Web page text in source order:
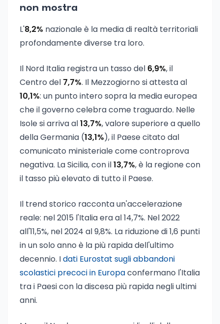
non mostra
L'8,2% nazionale è la media di realtà territoriali
profondamente diverse tra loro.
Il Nord Italia registra un tasso del 6,9%, il
Centro del 7,7%. Il Mezzogiorno si attesta al
10,1%: un punto intero sopra la media europea
che il governo celebra come traguardo. Nelle
Isole si arriva al13,7%, valore superiore a quello
della Germania (13,1%), il Paese citato dal
comunicato ministeriale come controprova
negativa. La Sicilia, con il13,7%, è la regione con
il tasso più elevato di tutto il Paese.
Il trend storico racconta un'accelerazione
reale: nel 2015 l'Italia era al 14,7%. Nel 2022
all'11,5%, nel 2024 al 9,8%. La riduzione di 1,6 punti
in un solo anno è la più rapida dell'ultimo
decennio. Idati Eurostat sugli abbandoni
scolastici precoci in Europaconfermano l'Italia
tra i Paesi con la discesa più rapida negli ultimi
anni.